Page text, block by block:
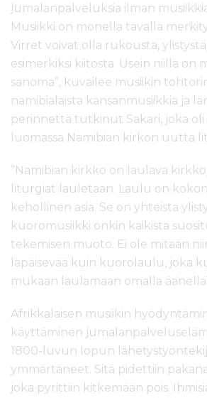
jumalanpalveluksia ilman
Musiikki on monella tavalla
Virret voivat olla rukousta,
esimerkiksi kiitosta. Usein niillä on
sanoma”, kuvailee musiikin
namibialaista kansanmusiikkia ja
perinnettä tutkinut Sakari, joka oli
luomassa Namibian kirkon uutta
”Namibian kirkko on laulava
liturgiat lauletaan. Laulu on
kehollinen asia. Se on yhteistä
kuoromusiikki onkin kaikista
tekemisen muoto. Ei ole mitään
läpäisevää kuin kuorolaulu, joka
mukaan laulamaan omalla
Afrikkalaisen musiikin
käyttäminen
1800-luvun lopun
ymmärtäneet. Sitä pidettiin
joka pyrittiin kitkemään pois.